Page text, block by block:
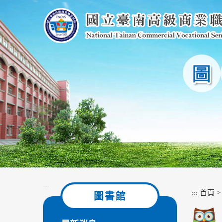
主
要
內
容
區
塊
:::
圖書館 ::: 首頁 >